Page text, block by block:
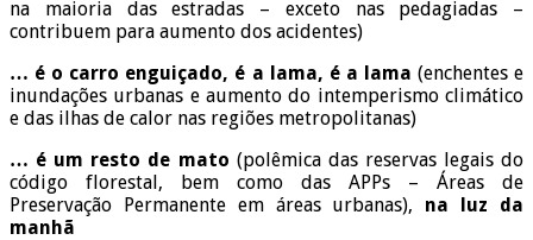
na maioria das estradas – exceto nas pedagiadas –
contribuem para aumento dos acidentes)
… é o carro enguiçado, é a lama, é a lama (enchentes e
inundações urbanas e aumento do intemperismo climático
e das ilhas de calor nas regiões metropolitanas)
… é um resto de mato (polêmica das reservas legais do
código florestal, bem como das APPs – Áreas de
Preservação Permanente em áreas urbanas), na luz da
manhã